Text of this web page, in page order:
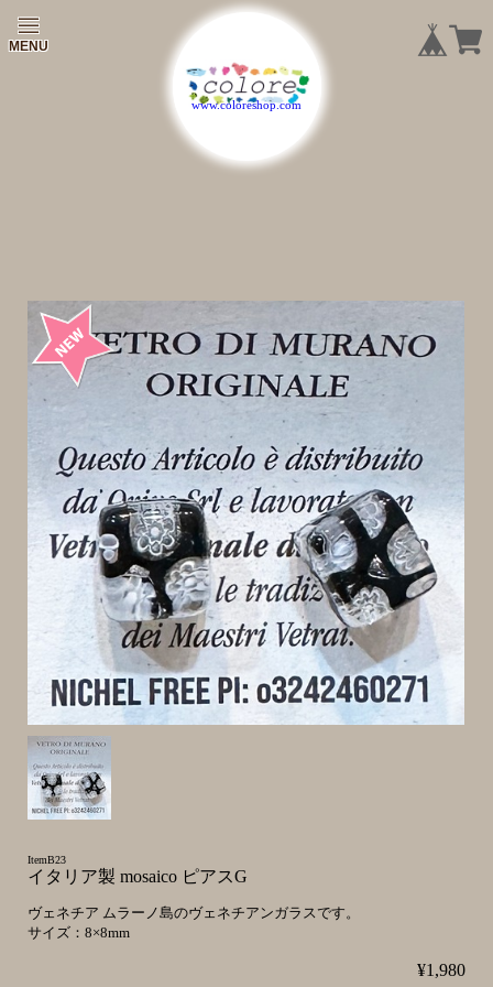
|
|
|
ItemB23
イタリア製 mosaico ピアスG
ヴェネチア ムラーノ島のヴェネチアンガラスです。
サイズ：8×8mm
¥1,980